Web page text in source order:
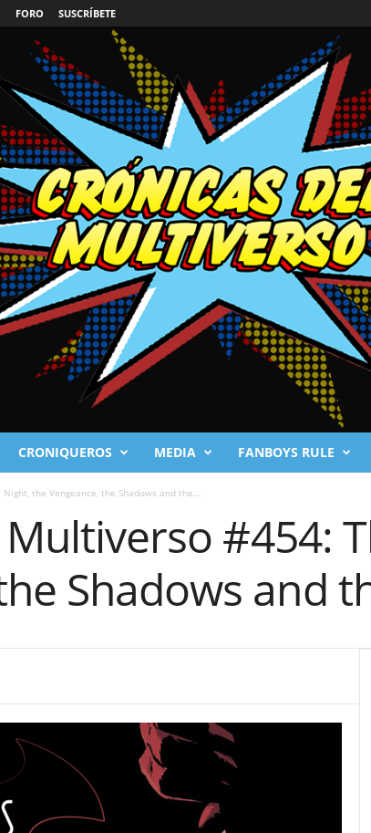
FORO SUSCRÍBETE
CRONIQUEROS MEDIA FANBOYS RULE
the Vengeance, the Shadows and the...
#454:
Shadows and